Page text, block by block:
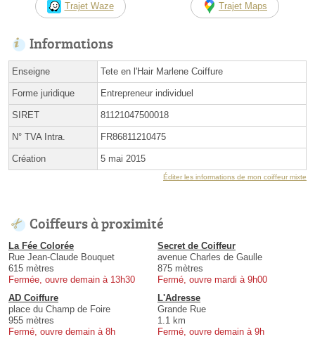
Trajet Waze Trajet Maps
Informations
Enseigne Tete en l'Hair Marlene Coiffure
Forme juridique Entrepreneur individuel
SIRET 81121047500018
N° TVA Intra. FR86811210475
Création 5 mai 2015
Éditer les informations de mon coiffeur mixte
Coiffeurs à proximité
La Fée Colorée
Rue Jean-Claude Bouquet
615 mètres
Fermée, ouvre demain à 13h30
Secret de Coiffeur
avenue Charles de Gaulle
875 mètres
Fermé, ouvre mardi à 9h00
AD Coiffure
place du Champ de Foire
955 mètres
Fermé, ouvre demain à 8h
L'Adresse
Grande Rue
1.1 km
Fermé, ouvre demain à 9h